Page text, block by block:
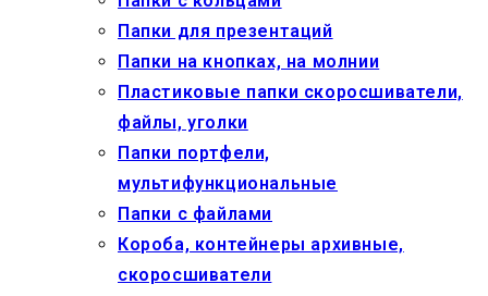
Папки для презентаций
Папки на кнопках, на молнии
Пластиковые папки скоросшиватели,
файлы, уголки
Папки портфели,
мультифункциональные
Папки с файлами
Короба, контейнеры архивные,
скоросшиватели